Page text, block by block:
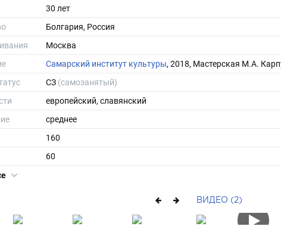
30 лет
Болгария, Россия
Москва
Самарский институт культуры, 2018, Мастерская М.А.
СЗ (самозанятый)
европейский, славянский
среднее
160
60
ВИДЕО (2)